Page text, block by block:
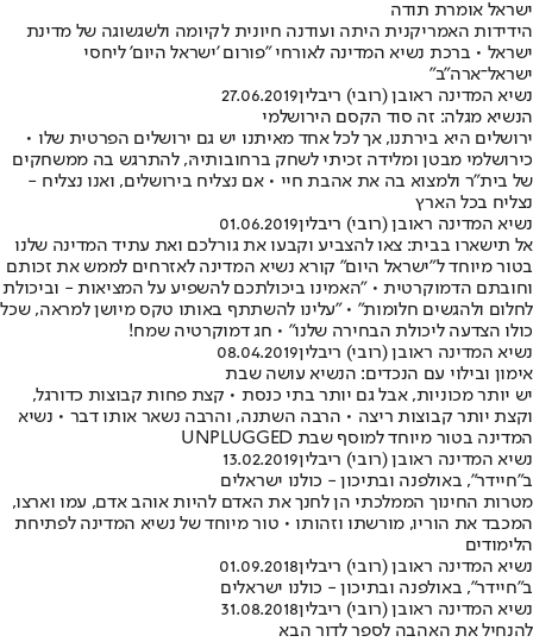
ישראל אומרת תודה
הידידות האמריקנית היתה ועודנה חיונית לקיומה ולשגשוגה של מדינת
ישראל • ברכת נשיא המדינה לאורחי "פורום 'ישראל היום' ליחסי
ישראל־ארה"ב"
נשיא המדינה ראובן (רובי) ריבלין27.06.2019
הנשיא מגלה: זה סוד הקסם הירושלמי
ירושלים היא בירתנו, אך לכל אחד מאיתנו יש גם ירושלים הפרטית שלו •
כירושלמי מבטן ומלידה זכיתי לשחק ברחובותיהּ, להתרגש בה ממשחקים
של בית"ר ולמצוא בה את אהבת חיי • אם נצליח בירושלים, ואנו נצליח -
נצליח בכל הארץ
נשיא המדינה ראובן (רובי) ריבלין01.06.2019
אל תישארו בבית: צאו להצביע וקבעו את גורלכם ואת עתיד המדינה שלנו
בטור מיוחד ל"ישראל היום" קורא נשיא המדינה לאזרחים לממש את זכותם
וחובתם הדמוקרטית • "האמינו ביכולתכם להשפיע על המציאות - וביכולת
לחלום ולהגשים חלומות" • "עלינו להשתתף באותו טקס מיושן למראה, שכל
כולו הצדעה ליכולת הבחירה שלנו" • חג דמוקרטיה שמח!
נשיא המדינה ראובן (רובי) ריבלין08.04.2019
אימון ובילוי עם הנכדים: הנשיא עושה שבת
יש יותר מכוניות, אבל גם יותר בתי כנסת • קצת פחות קבוצות כדורגל,
וקצת יותר קבוצות ריצה • הרבה השתנה, והרבה נשאר אותו דבר • נשיא
המדינה בטור מיוחד למוסף שבת UNPLUGGED
נשיא המדינה ראובן (רובי) ריבלין13.02.2019
ב"חיידר", באולפנה ובתיכון - כולנו ישראלים
מטרות החינוך הממלכתי הן לחנך את האדם להיות אוהב אדם, עמו וארצו,
המכבד את הוריו, מורשתו וזהותו • טור מיוחד של נשיא המדינה לפתיחת
הלימודים
נשיא המדינה ראובן (רובי) ריבלין01.09.2018
ב"חיידר", באולפנה ובתיכון - כולנו ישראלים
נשיא המדינה ראובן (רובי) ריבלין31.08.2018
להנחיל את האהבה לספר לדור הבא